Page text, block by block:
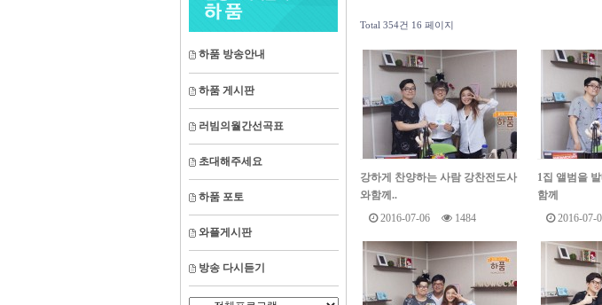
하품 방송안내
하품 게시판
러빔의월간선곡표
초대해주세요
하품 포토
와플게시판
방송 다시듣기
Total 354건 16 페이지
강하게 찬양하는 사람 강찬전도사
와함께..
2016-07-06
1484
1집 앨범을
함께
2016-07-